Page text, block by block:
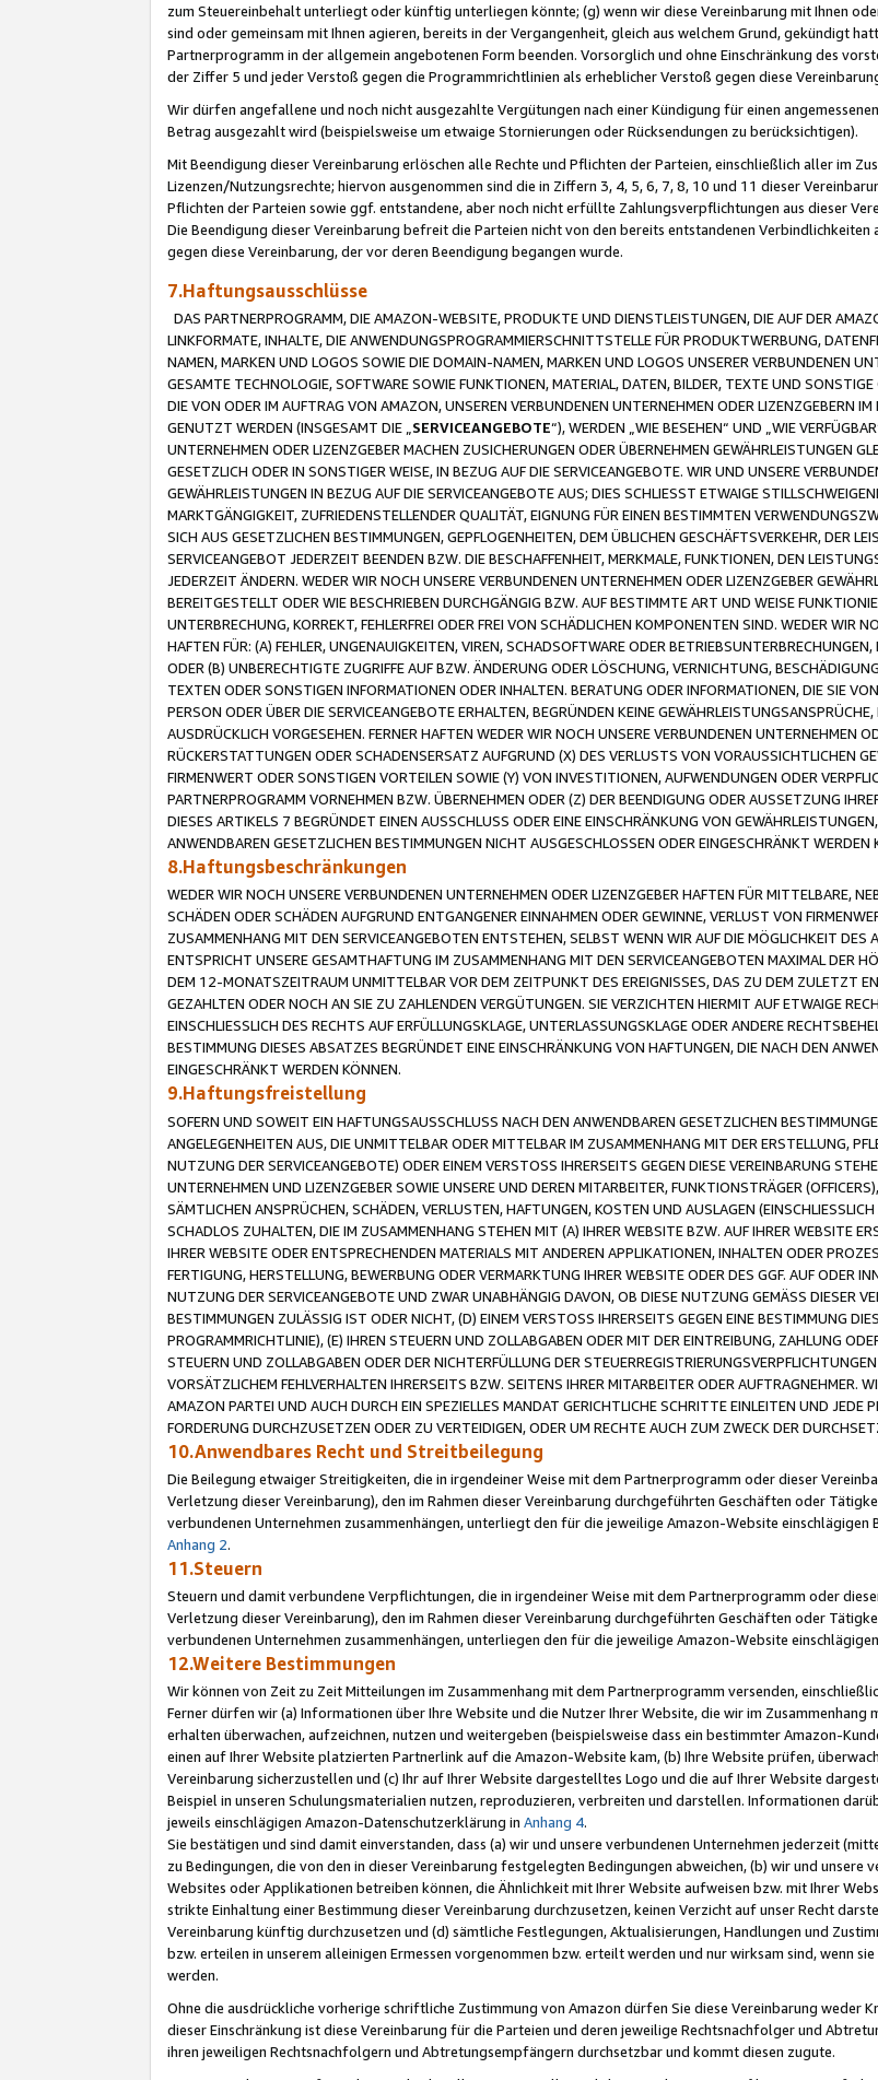
zum Steuereinbehalt unterliegt oder künftig unterliegen könnte; (g) wenn wir diese Vereinbarung mit Ihnen
sind oder gemeinsam mit Ihnen agieren, bereits in der Vergangenheit, gleich aus welchem Grund, gekündigt
Partnerprogramm in der allgemein angebotenen Form beenden. Vorsorglich und ohne Einschränkung des
der Ziffer 5 und jeder Verstoß gegen die Programmrichtlinien als erheblicher Verstoß gegen diese
Wir dürfen angefallene und noch nicht ausgezahlte Vergütungen nach einer Kündigung für einen
Betrag ausgezahlt wird (beispielsweise um etwaige Stornierungen oder Rücksendungen zu berücksichtigen).
Mit Beendigung dieser Vereinbarung erlöschen alle Rechte und Pflichten der Parteien, einschließlich aller im
Lizenzen/Nutzungsrechte; hiervon ausgenommen sind die in Ziffern 3, 4, 5, 6, 7, 8, 10 und 11 dieser
Pflichten der Parteien sowie ggf. entstandene, aber noch nicht erfüllte Zahlungsverpflichtungen aus dieser
Die Beendigung dieser Vereinbarung befreit die Parteien nicht von den bereits entstandenen
gegen diese Vereinbarung, der vor deren Beendigung begangen wurde.
7.Haftungsausschlüsse
DAS PARTNERPROGRAMM, DIE AMAZON-WEBSITE, PRODUKTE UND DIENSTLEISTUNGEN, DIE AUF DER
LINKFORMATE, INHALTE, DIE ANWENDUNGSPROGRAMMIERSCHNITTSTELLE FÜR PRODUKTWERBUNG,
NAMEN, MARKEN UND LOGOS SOWIE DIE DOMAIN-NAMEN, MARKEN UND LOGOS UNSERER VERBUNDENEN
GESAMTE TECHNOLOGIE, SOFTWARE SOWIE FUNKTIONEN, MATERIAL, DATEN, BILDER, TEXTE UND
DIE VON ODER IM AUFTRAG VON AMAZON, UNSEREN VERBUNDENEN UNTERNEHMEN ODER LIZENZGEBERN
GENUTZT WERDEN (INSGESAMT DIE „ SERVICEANGEBOTE“), WERDEN „WIE BESEHEN“ UND „WIE
UNTERNEHMEN ODER LIZENZGEBER MACHEN ZUSICHERUNGEN ODER ÜBERNEHMEN GEWÄHRLEISTUNGEN
GESETZLICH ODER IN SONSTIGER WEISE, IN BEZUG AUF DIE SERVICEANGEBOTE. WIR UND UNSERE
GEWÄHRLEISTUNGEN IN BEZUG AUF DIE SERVICEANGEBOTE AUS; DIES SCHLIESST ETWAIGE
MARKTGÄNGIGKEIT, ZUFRIEDENSTELLENDER QUALITÄT, EIGNUNG FÜR EINEN BESTIMMTEN
SICH AUS GESETZLICHEN BESTIMMUNGEN, GEPFLOGENHEITEN, DEM ÜBLICHEN GESCHÄFTSVERKEHR, DER
SERVICEANGEBOT JEDERZEIT BEENDEN BZW. DIE BESCHAFFENHEIT, MERKMALE, FUNKTIONEN, DEN
JEDERZEIT ÄNDERN. WEDER WIR NOCH UNSERE VERBUNDENEN UNTERNEHMEN ODER LIZENZGEBER
BEREITGESTELLT ODER WIE BESCHRIEBEN DURCHGÄNGIG BZW. AUF BESTIMMTE ART UND WEISE
UNTERBRECHUNG, KORREKT, FEHLERFREI ODER FREI VON SCHÄDLICHEN KOMPONENTEN SIND. WEDER WIR
HAFTEN FÜR: (A) FEHLER, UNGENAUIGKEITEN, VIREN, SCHADSOFTWARE ODER
ODER (B) UNBERECHTIGTE ZUGRIFFE AUF BZW. ÄNDERUNG ODER LÖSCHUNG, VERNICHTUNG,
TEXTEN ODER SONSTIGEN INFORMATIONEN ODER INHALTEN. BERATUNG ODER INFORMATIONEN, DIE SIE
PERSON ODER ÜBER DIE SERVICEANGEBOTE ERHALTEN, BEGRÜNDEN KEINE
AUSDRÜCKLICH VORGESEHEN. FERNER HAFTEN WEDER WIR NOCH UNSERE VERBUNDENEN UNTERNEHMEN
RÜCKERSTATTUNGEN ODER SCHADENSERSATZ AUFGRUND (X) DES VERLUSTS VON VORAUSSICHTLICHEN
FIRMENWERT ODER SONSTIGEN VORTEILEN SOWIE (Y) VON INVESTITIONEN, AUFWENDUNGEN ODER
PARTNERPROGRAMM VORNEHMEN BZW. ÜBERNEHMEN ODER (Z) DER BEENDIGUNG ODER AUSSETZUNG
DIESES ARTIKELS 7 BEGRÜNDET EINEN AUSSCHLUSS ODER EINE EINSCHRÄNKUNG VON
ANWENDBAREN GESETZLICHEN BESTIMMUNGEN NICHT AUSGESCHLOSSEN ODER EINGESCHRÄNKT WERDEN
8.Haftungsbeschränkungen
WEDER WIR NOCH UNSERE VERBUNDENEN UNTERNEHMEN ODER LIZENZGEBER HAFTEN FÜR MITTELBARE,
SCHÄDEN ODER SCHÄDEN AUFGRUND ENTGANGENER EINNAHMEN ODER GEWINNE, VERLUST VON
ZUSAMMENHANG MIT DEN SERVICEANGEBOTEN ENTSTEHEN, SELBST WENN WIR AUF DIE MÖGLICHKEIT DES
ENTSPRICHT UNSERE GESAMTHAFTUNG IM ZUSAMMENHANG MIT DEN SERVICEANGEBOTEN MAXIMAL DER
DEM 12-MONATSZEITRAUM UNMITTELBAR VOR DEM ZEITPUNKT DES EREIGNISSES, DAS ZU DEM ZULETZT
GEZAHLTEN ODER NOCH AN SIE ZU ZAHLENDEN VERGÜTUNGEN. SIE VERZICHTEN HIERMIT AUF ETWAIGE
EINSCHLIESSLICH DES RECHTS AUF ERFÜLLUNGSKLAGE, UNTERLASSUNGSKLAGE ODER ANDERE
BESTIMMUNG DIESES ABSATZES BEGRÜNDET EINE EINSCHRÄNKUNG VON HAFTUNGEN, DIE NACH DEN
EINGESCHRÄNKT WERDEN KÖNNEN.
9.Haftungsfreistellung
SOFERN UND SOWEIT EIN HAFTUNGSAUSSCHLUSS NACH DEN ANWENDBAREN GESETZLICHEN
ANGELEGENHEITEN AUS, DIE UNMITTELBAR ODER MITTELBAR IM ZUSAMMENHANG MIT DER ERSTELLUNG,
NUTZUNG DER SERVICEANGEBOTE) ODER EINEM VERSTOSS IHRERSEITS GEGEN DIESE VEREINBARUNG
UNTERNEHMEN UND LIZENZGEBER SOWIE UNSERE UND DEREN MITARBEITER, FUNKTIONSTRÄGER
SÄMTLICHEN ANSPRÜCHEN, SCHÄDEN, VERLUSTEN, HAFTUNGEN, KOSTEN UND AUSLAGEN
SCHADLOS ZUHALTEN, DIE IM ZUSAMMENHANG STEHEN MIT (A) IHRER WEBSITE BZW. AUF IHRER WEBSITE
IHRER WEBSITE ODER ENTSPRECHENDEN MATERIALS MIT ANDEREN APPLIKATIONEN, INHALTEN ODER
FERTIGUNG, HERSTELLUNG, BEWERBUNG ODER VERMARKTUNG IHRER WEBSITE ODER DES GGF. AUF ODER
NUTZUNG DER SERVICEANGEBOTE UND ZWAR UNABHÄNGIG DAVON, OB DIESE NUTZUNG GEMÄSS DIESER
BESTIMMUNGEN ZULÄSSIG IST ODER NICHT, (D) EINEM VERSTOSS IHRERSEITS GEGEN EINE BESTIMMUNG
PROGRAMMRICHTLINIE), (E) IHREN STEUERN UND ZOLLABGABEN ODER MIT DER EINTREIBUNG, ZAHLUNG
STEUERN UND ZOLLABGABEN ODER DER NICHTERFÜLLUNG DER
VORSÄTZLICHEM FEHLVERHALTEN IHRERSEITS BZW. SEITENS IHRER MITARBEITER ODER AUFTRAGNEHMER.
AMAZON PARTEI UND AUCH DURCH EIN SPEZIELLES MANDAT GERICHTLICHE SCHRITTE EINLEITEN UND JEDE
FORDERUNG DURCHZUSETZEN ODER ZU VERTEIDIGEN, ODER UM RECHTE AUCH ZUM ZWECK DER
10.Anwendbares Recht und Streitbeilegung
Die Beilegung etwaiger Streitigkeiten, die in irgendeiner Weise mit dem Partnerprogramm oder dieser
Verletzung dieser Vereinbarung), den im Rahmen dieser Vereinbarung durchgeführten Geschäften oder
verbundenen Unternehmen zusammenhängen, unterliegt den für die jeweilige Amazon-Website
Anhang 2.
11.Steuern
Steuern und damit verbundene Verpflichtungen, die in irgendeiner Weise mit dem Partnerprogramm oder
Verletzung dieser Vereinbarung), den im Rahmen dieser Vereinbarung durchgeführten Geschäften oder
verbundenen Unternehmen zusammenhängen, unterliegen den für die jeweilige Amazon-Website
12.Weitere Bestimmungen
Wir können von Zeit zu Zeit Mitteilungen im Zusammenhang mit dem Partnerprogramm versenden,
Ferner dürfen wir (a) Informationen über Ihre Website und die Nutzer Ihrer Website, die wir im
erhalten überwachen, aufzeichnen, nutzen und weitergeben (beispielsweise dass ein bestimmter Amazon-
einen auf Ihrer Website platzierten Partnerlink auf die Amazon-Website kam, (b) Ihre Website prüfen,
Vereinbarung sicherzustellen und (c) Ihr auf Ihrer Website dargestelltes Logo und die auf Ihrer Website
Beispiel in unseren Schulungsmaterialien nutzen, reproduzieren, verbreiten und darstellen. Informationen
jeweils einschlägigen Amazon-Datenschutzerklärung in Anhang 4.
Sie bestätigen und sind damit einverstanden, dass (a) wir und unsere verbundenen Unternehmen jederzeit
zu Bedingungen, die von den in dieser Vereinbarung festgelegten Bedingungen abweichen, (b) wir und
Websites oder Applikationen betreiben können, die Ähnlichkeit mit Ihrer Website aufweisen bzw. mit Ihrer
strikte Einhaltung einer Bestimmung dieser Vereinbarung durchzusetzen, keinen Verzicht auf unser Recht
Vereinbarung künftig durchzusetzen und (d) sämtliche Festlegungen, Aktualisierungen, Handlungen und
bzw. erteilen in unserem alleinigen Ermessen vorgenommen bzw. erteilt werden und nur wirksam sind, wenn
werden.
Ohne die ausdrückliche vorherige schriftliche Zustimmung von Amazon dürfen Sie diese Vereinbarung weder
dieser Einschränkung ist diese Vereinbarung für die Parteien und deren jeweilige Rechtsnachfolger und
ihren jeweiligen Rechtsnachfolgern und Abtretungsempfängern durchsetzbar und kommt diesen zugute.